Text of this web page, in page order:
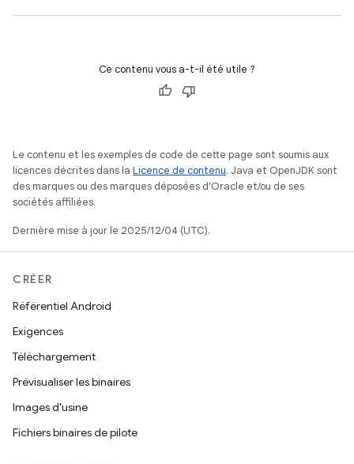
Ce contenu vous a-t-il été utile ?
Le contenu et les exemples de code de cette page sont soumis aux
licences décrites dans la Licence de contenu. Java et OpenJDK sont
des marques ou des marques déposées d'Oracle et/ou de ses
sociétés affiliées.
Dernière mise à jour le 2025/12/04 (UTC).
CRÉER
Référentiel Android
Exigences
Téléchargement
Prévisualiser les binaires
Images d'usine
Fichiers binaires de pilote